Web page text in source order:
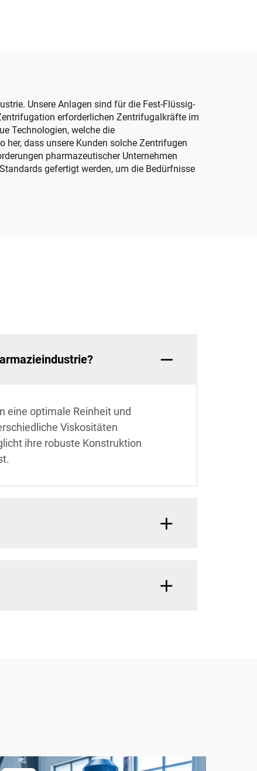
Unsere Anlagen sind für die Fest-Flüssig-
erforderlichen Zentrifugalkräfte im
Technologien, welche die
dass unsere Kunden solche Zentrifugen
pharmazeutischer Unternehmen
gefertigt werden, um die Bedürfnisse
eine optimale Reinheit und
Viskositäten
ihre robuste Konstruktion